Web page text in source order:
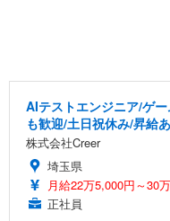
AIテストエンジニア/ゲ
も歓迎/土日祝休み/昇給
株式会社Creer
埼玉県
月給22万5,000円～30
正社員